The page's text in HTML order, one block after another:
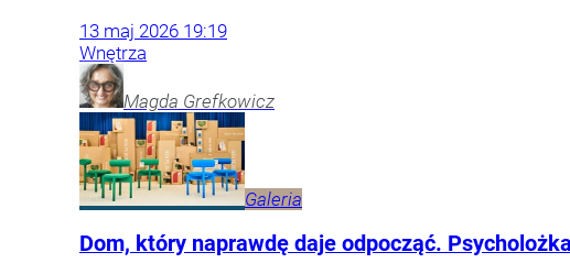
13 maj 2026 19:19
Wnętrza
Magda Grefkowicz
Galeria
Dom, który naprawdę daje odpocząć.